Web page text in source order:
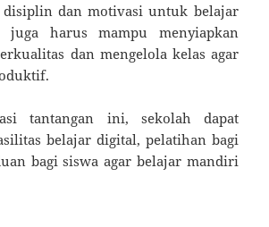
dan motivasi untuk belajar
harus mampu menyiapkan
dan mengelola kelas agar
tantangan ini, sekolah dapat
belajar digital, pelatihan bagi
bagi siswa agar belajar mandiri